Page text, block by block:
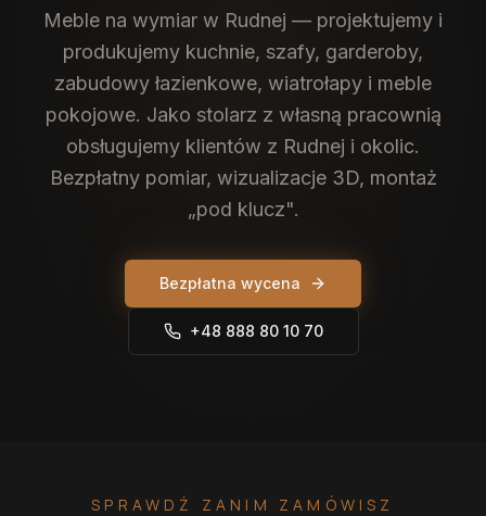
Meble na wymiar w Rudnej — projektujemy i
produkujemy kuchnie, szafy, garderoby,
zabudowy łazienkowe, wiatrołapy i meble
pokojowe. Jako stolarz z własną pracownią
obsługujemy klientów z Rudnej i okolic.
Bezpłatny pomiar, wizualizacje 3D, montaż
„pod klucz".
Bezpłatna wycena
+48 888 80 10 70
SPRAWDŹ ZANIM ZAMÓWISZ